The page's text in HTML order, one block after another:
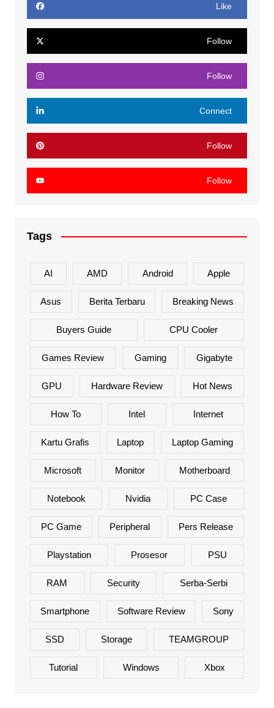
Like
Follow
Follow
Connect
Follow
Follow
Tags
AI AMD Android Apple
Asus Berita Terbaru Breaking News
Buyers Guide CPU Cooler
Games Review Gaming Gigabyte
GPU Hardware Review Hot News
How To Intel Internet
Kartu Grafis Laptop Laptop Gaming
Microsoft Monitor Motherboard
Notebook Nvidia PC Case
PC Game Peripheral Pers Release
Playstation Prosesor PSU
RAM Security Serba-Serbi
Smartphone Software Review Sony
SSD Storage TEAMGROUP
Tutorial Windows Xbox